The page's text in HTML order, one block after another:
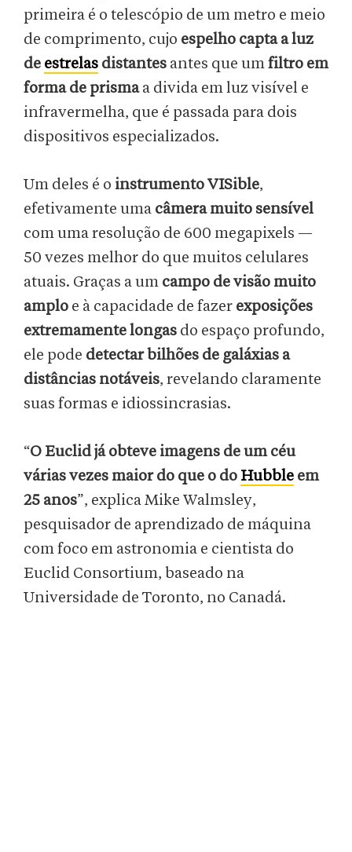
primeira é o telescópio de um metro e meio
de comprimento, cujo espelho capta a luz
de estrelas distantes antes que umfiltro em
forma de prismaa divida em luz visível e
infravermelha, que é passada para dois
dispositivos especializados.
Um deles é o instrumento VISible,
efetivamente uma câmera muito sensível
com uma resolução de 600 megapixels —
50 vezes melhor do que muitos celulares
atuais. Graças a um campo de visão muito
amplo e à capacidade de fazer exposições
extremamente longas do espaço profundo,
ele pode detectar bilhões de galáxias a
distâncias notáveis, revelando claramente
suas formas e idiossincrasias.
“O Euclid já obteve imagens de um céu
várias vezes maior do que o do Hubble em
25 anos”, explica Mike Walmsley,
pesquisador de aprendizado de máquina
com foco em astronomia e cientista do
Euclid Consortium, baseado na
Universidade de Toronto, no Canadá.